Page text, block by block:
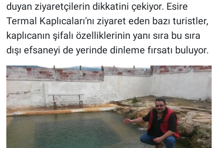
duyan ziyaretçilerin dikkatini çekiyor. Esire
Termal Kaplıcaları'nı ziyaret eden bazı turistler,
kaplıcanın şifalı özelliklerinin yanı sıra bu sıra
dışı efsaneyi de yerinde dinleme fırsatı buluyor.